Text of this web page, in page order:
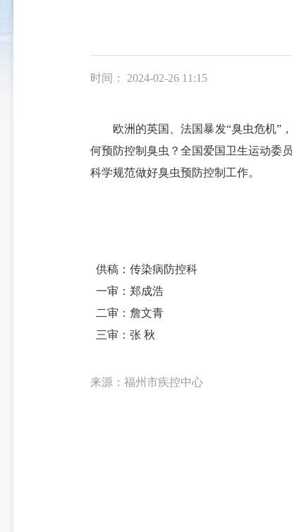
时间： 2024-02-26 11:15
欧洲的英国、法国暴发“臭虫危机”
何预防控制臭虫？全国爱国卫生运动委
科学规范做好臭虫预防控制工作。
供稿：传染病防控科
一审：郑成浩
二审：詹文青
三审：张 秋
来源：福州市疾控中心